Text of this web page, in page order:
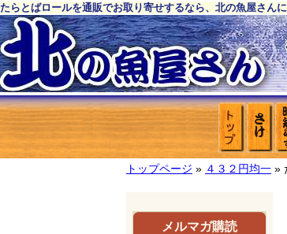
たらとばロールを通販でお取り寄せするなら、北の魚屋さんに
トップページ » ４３２円均一 »
メルマガ購読